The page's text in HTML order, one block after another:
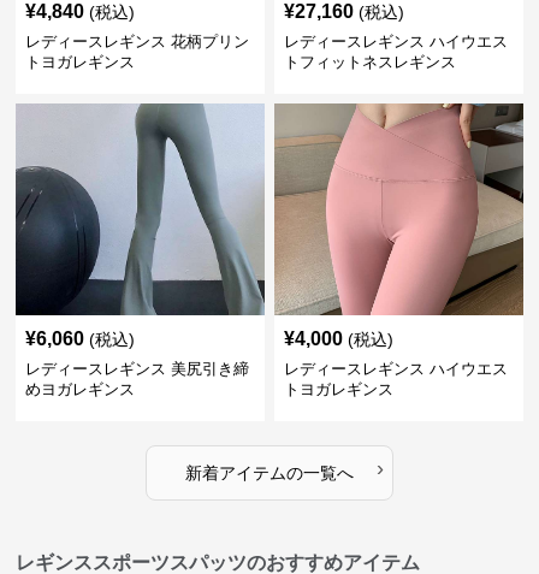
¥4,840 (税込)
レディースレギンス 花柄プリン
トヨガレギンス
¥27,160 (税込)
レディースレギンス ハイウエス
トフィットネスレギンス
¥6,060 (税込)
レディースレギンス 美尻引き締
めヨガレギンス
¥4,000 (税込)
レディースレギンス ハイウエス
トヨガレギンス
新着アイテムの一覧へ ›
レギンススポーツスパッツのおすすめアイテム